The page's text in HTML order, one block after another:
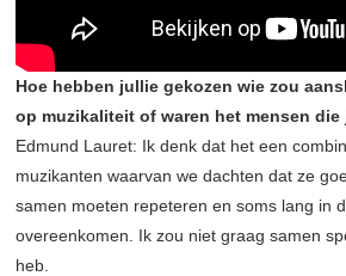
Hoe hebben jullie gekozen wie zou
op muzikaliteit of waren het mensen
Edmund Lauret: Ik denk dat het een
muzikanten waarvan we dachten dat ze
samen moeten repeteren en soms lang in
overeenkomen. Ik zou niet graag samen
heb.